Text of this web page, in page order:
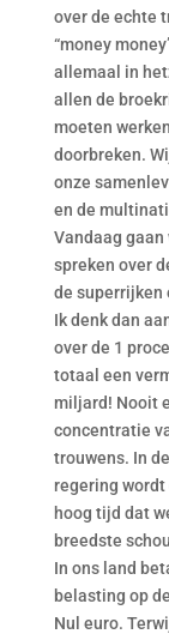
over de echte
“money
allemaal in
allen de
moeten
doorbreken.
onze
en de
Vandaag
spreken over
de superrijken
Ik denk dan
over de 1
totaal een
miljard! Nooit
concentratie
trouwens. In
regering
hoog tijd dat
breedste
In ons land
belasting op
Nul euro.